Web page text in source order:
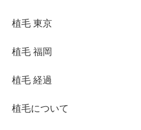
植毛 東京
植毛 福岡
植毛 経過
植毛について